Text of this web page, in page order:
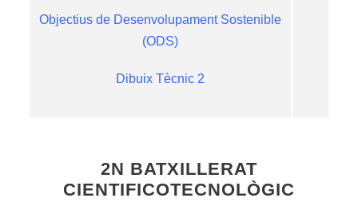
Objectius de Desenvolupament Sostenible
(ODS)
Dibuix Tècnic 2
2N BATXILLERAT
CIENTIFICOTECNOLÒGIC